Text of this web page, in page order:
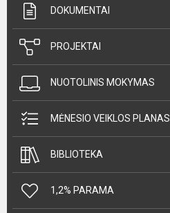
DOKUMENTAI
PROJEKTAI
NUOTOLINIS MOKYMAS
MĖNESIO VEIKLOS PLANAS
BIBLIOTEKA
1,2% PARAMA